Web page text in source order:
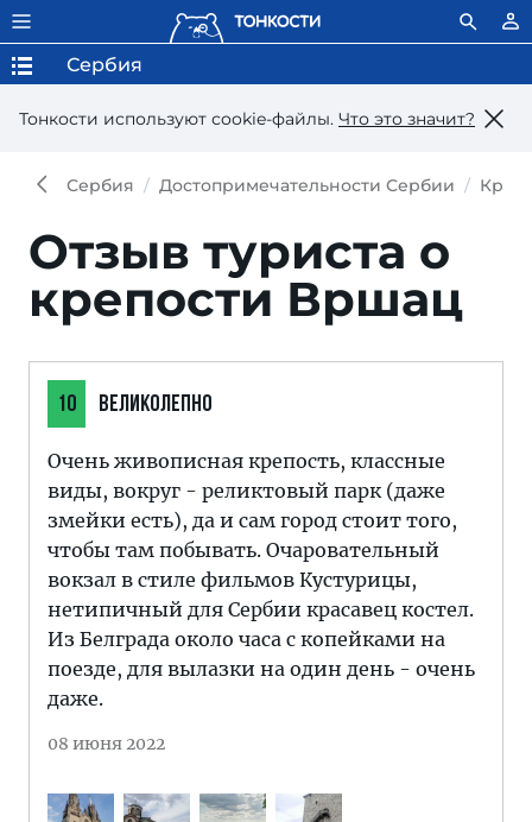
Тонкости используют сookie-файлы. Что это значит?
Сербия
Сербия Достопримечательности Сербии
Отзыв туриста о
крепости Вршац
10 ВЕЛИКОЛЕПНО
Очень живописная крепость, классные
виды, вокруг - реликтовый парк (даже
змейки есть), да и сам город стоит того,
чтобы там побывать. Очаровательный
вокзал в стиле фильмов Кустурицы,
нетипичный для Сербии красавец костел.
Из Белграда около часа с копейками на
поезде, для вылазки на один день - очень
даже.
08 июня 2022